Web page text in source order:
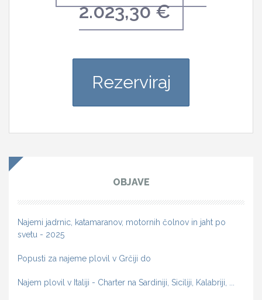
2.023,30 €
Rezerviraj
OBJAVE
Najemi jadrnic, katamaranov, motornih čolnov in jaht po
svetu - 2025
Popusti za najeme plovil v Grčiji do
Najem plovil v Italiji - Charter na Sardiniji, Siciliji, Kalabriji, ...